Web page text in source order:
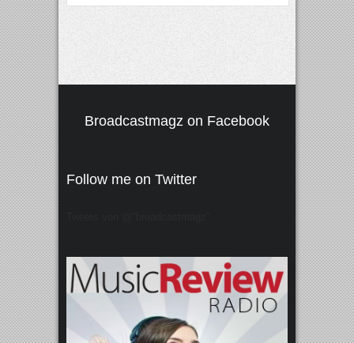
Broadcastmagz on Facebook
Follow me on Twitter